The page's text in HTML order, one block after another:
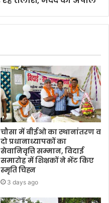
चौसा में बीईओ का स्थानांतरण व
दो प्रधानाध्यापकों का
सेवानिवृत्ति सम्मान, विदाई
समारोह में शिक्षकों ने भेंट किए
स्मृति चिह्न
3 days ago